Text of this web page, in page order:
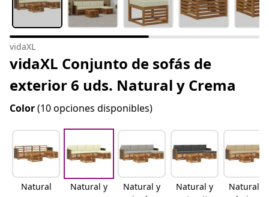
vidaXL
vidaXL Conjunto de sofás de
exterior 6 uds. Natural y Crema
Color(10 opciones disponibles)
Natural
Natural y
Natural y
Natural y
Natural y